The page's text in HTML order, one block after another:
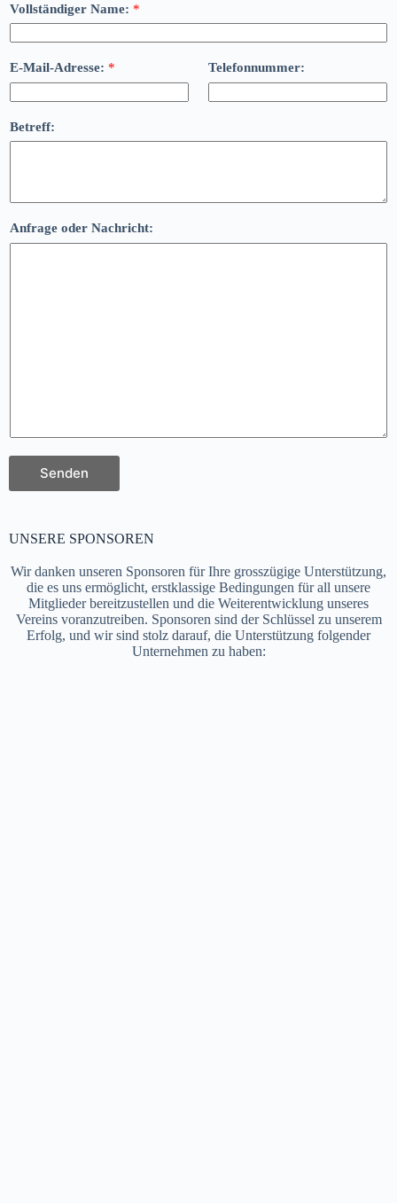
Vollständiger Name: *
E-Mail-Adresse: * Telefonnummer:
Betreff:
Anfrage oder Nachricht:
Senden
UNSERE SPONSOREN
Wir danken unseren Sponsoren für Ihre grosszügige Unterstützung,
die es uns ermöglicht, erstklassige Bedingungen für all unsere
Mitglieder bereitzustellen und die Weiterentwicklung unseres
Vereins voranzutreiben. Sponsoren sind der Schlüssel zu unserem
Erfolg, und wir sind stolz darauf, die Unterstützung folgender
Unternehmen zu haben: